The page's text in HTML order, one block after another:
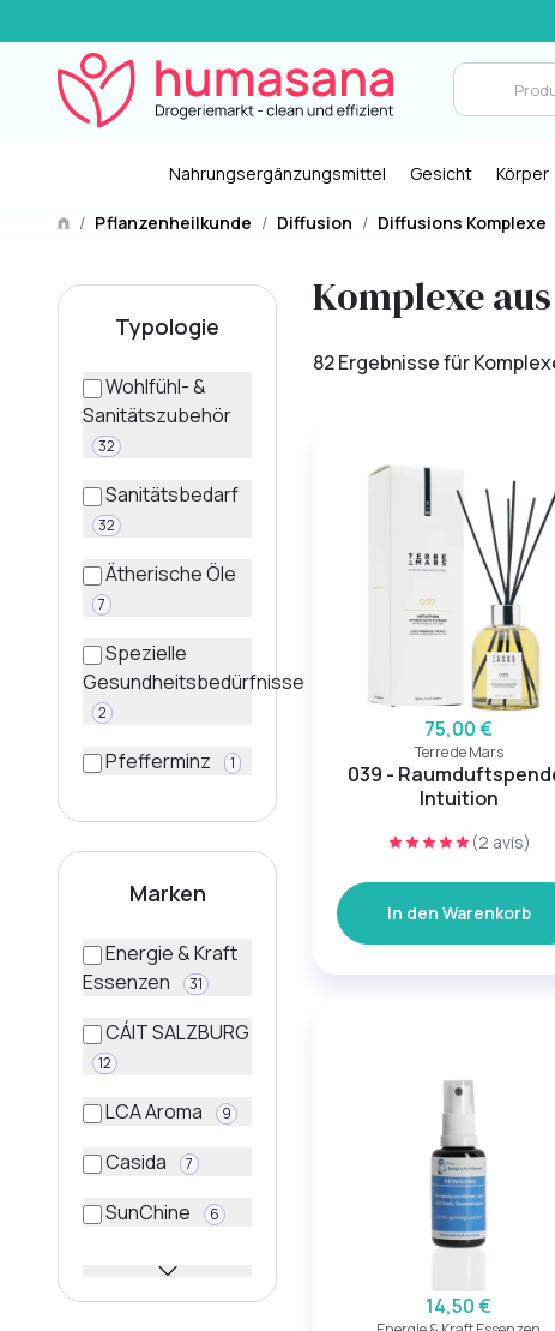
Nahrungsergänzungsmittel Gesicht Körper
/ Pflanzenheilkunde / Diffusion / Diffusions Komplexe
Typologie
Wohlfühl- &
Sanitätszubehör
32
Sanitätsbedarf
32
Ätherische Öle
7
Spezielle
Gesundheitsbedürfnisse
2
Pfefferminz 1
Marken
Energie & Kraft
Essenzen
31
CÁIT SALZBURG
12
LCA Aroma 9
Casida 7
SunChine 6
Komplexe
82 Ergebnisse für
75,00 €
Terre de Mars
039 -
Intuition
(2 avis)
In den Warenkorb
14,50 €